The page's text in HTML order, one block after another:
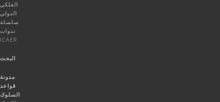
الفلكي
الدولي
سلسلة
ندوات
ICAER
البحث
مدونة
قواعد
السلوك